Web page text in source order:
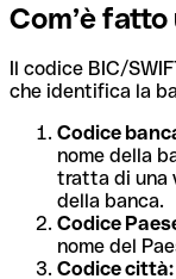
Com’è
Il codice BIC/
che identifica la
Codice
nome della
tratta di una
della banca.
Codice
nome del
Codice città: